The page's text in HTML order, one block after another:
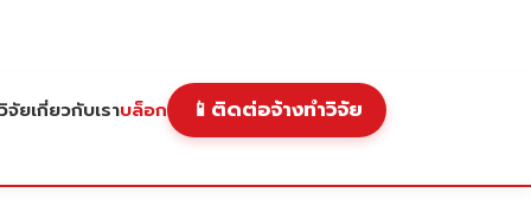
จัยเกี่ยวกับเราบล็อก 📱 ติดต่อจ้างทำวิจัย